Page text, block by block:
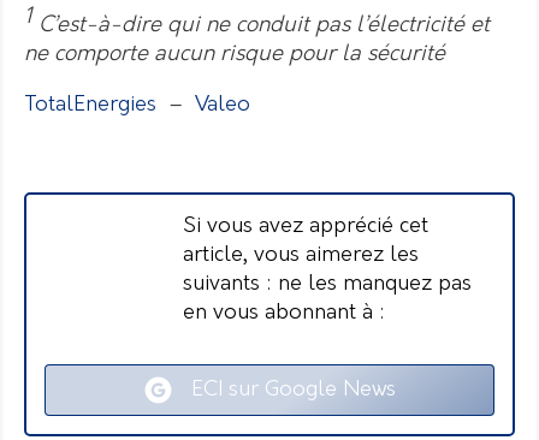
1 C’est-à-dire qui ne conduit pas l’électricité et
ne comporte aucun risque pour la sécurité
TotalEnergies – Valeo
Si vous avez apprécié cet
article, vous aimerez les
suivants : ne les manquez pas
en vous abonnant à :
ECI sur Google News